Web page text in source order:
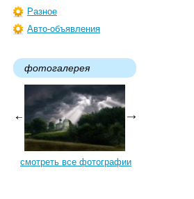
Разное
Авто-объявления
фотогалерея
смотреть все фотографии